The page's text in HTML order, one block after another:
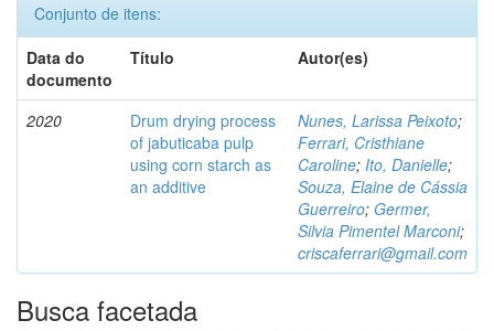
Conjunto de itens:
Data do
documento
Título Autor(es)
2020
Drum drying process
of jabuticaba pulp
using corn starch as
an additive
Nunes, Larissa Peixoto;
Ferrari, Cristhiane
Caroline; Ito, Danielle;
Souza, Elaine de Cássia
Guerreiro; Germer,
Silvia Pimentel Marconi;
criscaferrari@gmail.com
Busca facetada